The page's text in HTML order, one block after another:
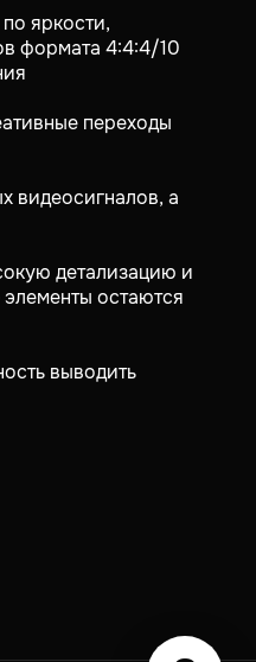
яркости,
формата 4:4:4/10
переходы
видеосигналов, а
детализацию и
остаются
выводить